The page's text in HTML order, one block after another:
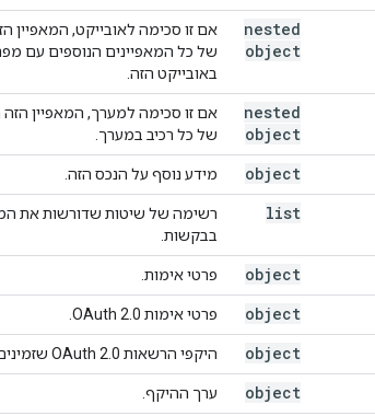
"id": string
,
"type" : string
,
"$ref": string
,
: string
string
"required" : boolean
,
"deprecated": boolean
"format": string
,
"pattern": string
,
"minimum": string
,
string
,
"enum": [
],
"enumDescriptions": [
string
],
"enumDeprecated": [
boolean
nested
object
אם זו סכימה לאובייקט, המאפיין
של כל המאפיינים הנוספים עם
באובייקט הזה.
nested
object
אם זו סכימה למערך, המאפיין
של כל רכיב במערך.
object מידע נוסף על הנכס הזה.
list
רשימה של שיטות שדורשות את
בבקשות.
object פרטי אימות.
object פרטי אימות OAuth 2.0.
object היקפי הרשאות OAuth 2.0 שזמינים.
object ערך ההיקף.